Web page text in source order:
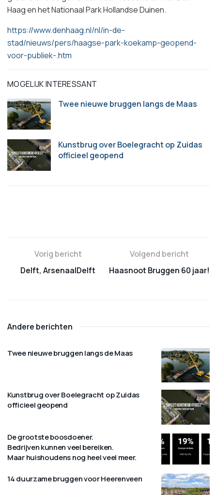
Haag en het Nationaal Park Hollandse Duinen.
https://www.denhaag.nl/nl/in-de-
stad/nieuws/pers/haagse-park-koekamp-geopend-
voor-publiek-.htm
MOGELIJK INTERESSANT
Twee nieuwe bruggen langs de Maas
Kunstbrug over Boelegracht op Zuidas
officieel geopend
Vorig bericht
Delft, ArsenaalDelft
Volgend bericht
Haasnoot Bruggen 60 jaar!
Andere berichten
Twee nieuwe bruggen langs de Maas
Kunstbrug over Boelegracht op Zuidas
officieel geopend
De grootste boosdoener.
Bedrijven kunnen veel bereiken.
Maar huishoudens nog heel veel meer.
14 duurzame bruggen voor Heerenveen